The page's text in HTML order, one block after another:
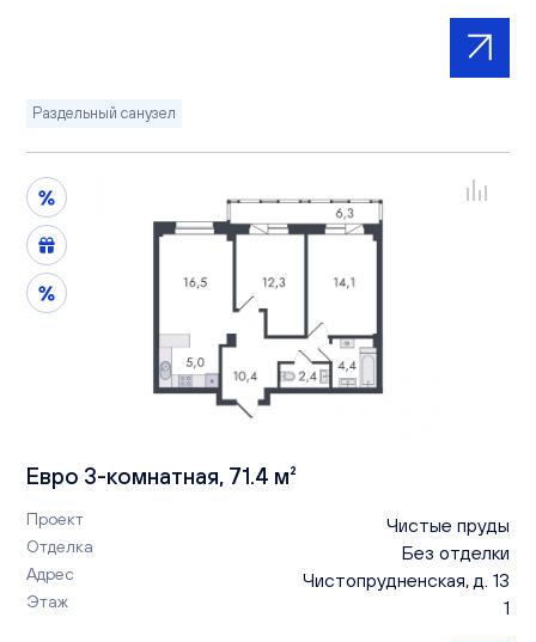
Раздельный санузел
Евро 3-комнатная, 71.4 м²
Проект Чистые пруды
Отделка Без отделки
Адрес Чистопрудненская, д. 13
Этаж 1